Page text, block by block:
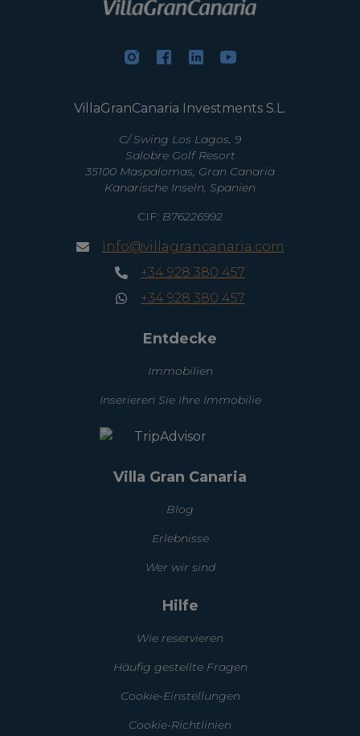
VillaGranCanaria Investments S.L.
C/ Swing Los Lagos, 9
Salobre Golf Resort
35100 Maspalomas, Gran Canaria
Kanarische Inseln, Spanien
CIF: B76226992
info@villagrancanaria.com
+34 928 380 457
+34 928 380 457
Entdecke
Immobilien
Inserieren Sie Ihre Immobilie
Villa Gran Canaria
Blog
Erlebnisse
Wer wir sind
Hilfe
Wie reservieren
Häufig gestellte Fragen
Cookie-Einstellungen
Cookie-Richtlinien